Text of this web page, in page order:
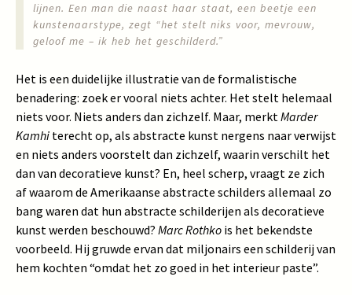
lijnen. Een man die naast haar staat, een beetje een
kunstenaarstype, zegt “het stelt niks voor, mevrouw,
geloof me – ik heb het geschilderd.”
Het is een duidelijke illustratie van de formalistische
benadering: zoek er vooral niets achter. Het stelt helemaal
niets voor. Niets anders dan zichzelf. Maar, merktMarder
Kamhi terecht op, als abstracte kunst nergens naar verwijst
en niets anders voorstelt dan zichzelf, waarin verschilt het
dan van decoratieve kunst? En, heel scherp, vraagt ze zich
af waarom de Amerikaanse abstracte schilders allemaal zo
bang waren dat hun abstracte schilderijen als decoratieve
kunst werden beschouwd? Marc Rothko is het bekendste
voorbeeld. Hij gruwde ervan dat miljonairs een schilderij van
hem kochten “omdat het zo goed in het interieur paste”.